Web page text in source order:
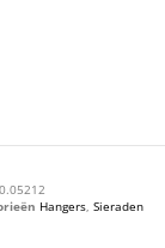
Hangers, Sieraden